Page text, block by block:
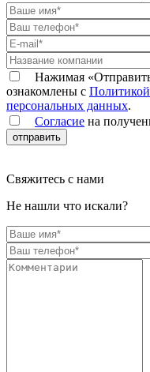
Нажимая
ознакомлены с
персональных данных.
Согласие на
отправить
Свяжитесь с нами
Не нашли что искали?